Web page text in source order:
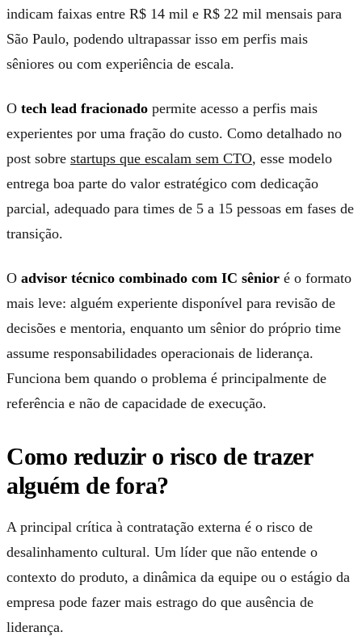
indicam faixas entre R$ 14 mil e R$ 22 mil mensais para
São Paulo, podendo ultrapassar isso em perfis mais
sêniores ou com experiência de escala.
O tech lead fracionado permite acesso a perfis mais
experientes por uma fração do custo. Como detalhado no
post sobre startups que escalam sem CTO, esse modelo
entrega boa parte do valor estratégico com dedicação
parcial, adequado para times de 5 a 15 pessoas em fases de
transição.
O advisor técnico combinado com IC sênior é o formato
mais leve: alguém experiente disponível para revisão de
decisões e mentoria, enquanto um sênior do próprio time
assume responsabilidades operacionais de liderança.
Funciona bem quando o problema é principalmente de
referência e não de capacidade de execução.
Como reduzir o risco de trazer
alguém de fora?
A principal crítica à contratação externa é o risco de
desalinhamento cultural. Um líder que não entende o
contexto do produto, a dinâmica da equipe ou o estágio da
empresa pode fazer mais estrago do que ausência de
liderança.